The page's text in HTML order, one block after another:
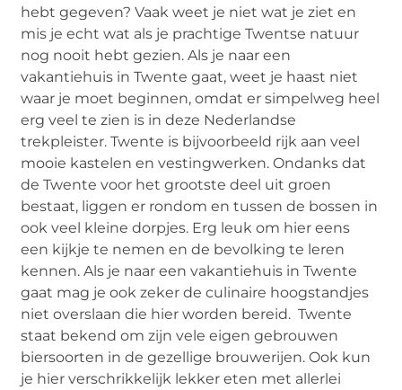
hebt gegeven? Vaak weet je niet wat je ziet en
mis je echt wat als je prachtige Twentse natuur
nog nooit hebt gezien. Als je naar een
vakantiehuis in Twente gaat, weet je haast niet
waar je moet beginnen, omdat er simpelweg heel
erg veel te zien is in deze Nederlandse
trekpleister. Twente is bijvoorbeeld rijk aan veel
mooie kastelen en vestingwerken. Ondanks dat
de Twente voor het grootste deel uit groen
bestaat, liggen er rondom en tussen de bossen in
ook veel kleine dorpjes. Erg leuk om hier eens
een kijkje te nemen en de bevolking te leren
kennen. Als je naar een vakantiehuis in Twente
gaat mag je ook zeker de culinaire hoogstandjes
niet overslaan die hier worden bereid. Twente
staat bekend om zijn vele eigen gebrouwen
biersoorten in de gezellige brouwerijen. Ook kun
je hier verschrikkelijk lekker eten met allerlei